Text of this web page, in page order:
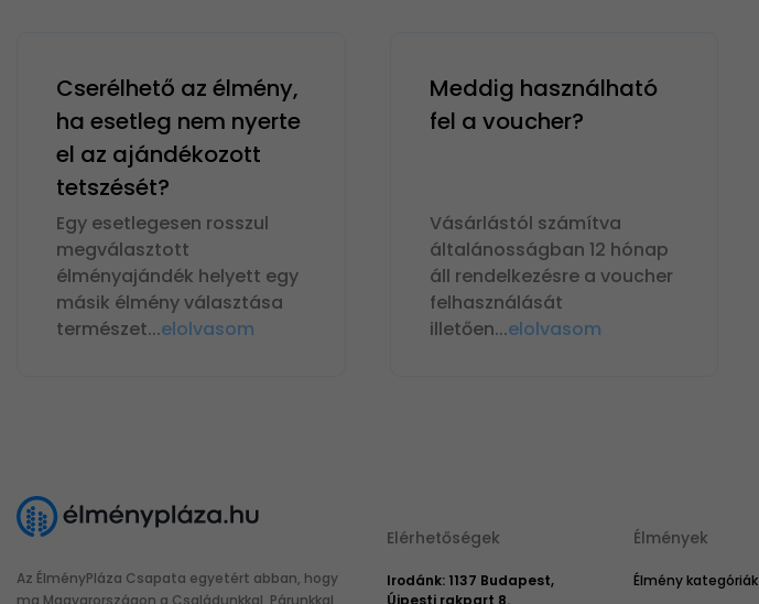
Cserélhető az élmény,
ha esetleg nem nyerte
el az ajándékozott
tetszését?
Egy esetlegesen rosszul
megválasztott
élményajándék helyett egy
másik élmény választása
természet...elolvasom
Meddig használható
fel a voucher?
Vásárlástól számítva
általánosságban 12 hónap
áll rendelkezésre a voucher
felhasználását
illetően...elolvasom
Az ÉlményPláza Csapata egyetért abban, hogy
ma Magyarországon a Családunkkal, Párunkkal
Elérhetőségek
Irodánk: 1137 Budapest,
Újpesti rakpart 8.
Élmények
Élmény kategóriák